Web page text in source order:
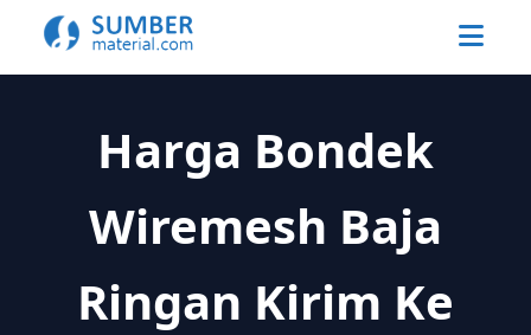
Harga Bondek
Wiremesh Baja
Ringan Kirim Ke